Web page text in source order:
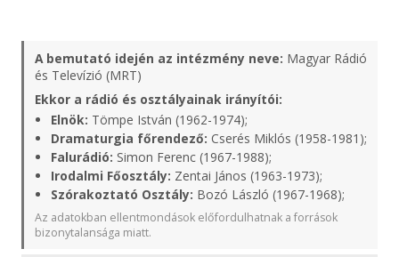
A bemutató idején az intézmény neve: Magyar Rádió
és Televízió (MRT)
Ekkor a rádió és osztályainak irányítói:
Elnök: Tömpe István (1962-1974);
Dramaturgia főrendező: Cserés Miklós (1958-1981);
Falurádió: Simon Ferenc (1967-1988);
Irodalmi Főosztály: Zentai János (1963-1973);
Szórakoztató Osztály: Bozó László (1967-1968);
Az adatokban ellentmondások előfordulhatnak a források
bizonytalansága miatt.